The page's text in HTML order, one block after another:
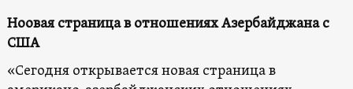
Ноовая страница в отношениях Азербайджана с
США
«Сегодня открывается новая страница в